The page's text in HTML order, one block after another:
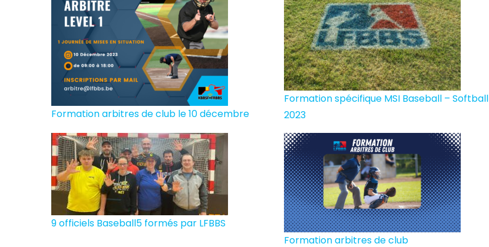
Formation arbitres de club le 10 décembre
Formation spécifique MSI Baseball – Softball
2023
9 officiels Baseball5 formés par LFBBS
Formation arbitres de club